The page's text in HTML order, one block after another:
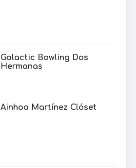
Galactic Bowling Dos
Hermanas
Ainhoa Martínez Clóset